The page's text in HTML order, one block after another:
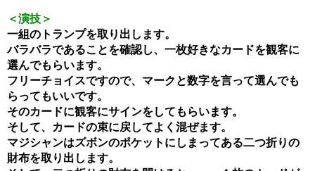
＜演技＞
一組のトランプを取り出します。
バラバラであることを確認し、一枚好きなカードを観客に
選んでもらいます。
フリーチョイスですので、マークと数字を言って選んでも
らってもいいです。
そのカードに観客にサインをしてもらいます。
そして、カードの束に戻してよく混ぜます。
マジシャンはズボンのポケットにしまってある二つ折りの
財布を取り出します。